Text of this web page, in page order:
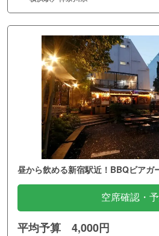
昼から飲める新宿駅近！BBQビアガ
空席確認・
平均予算 4,000円